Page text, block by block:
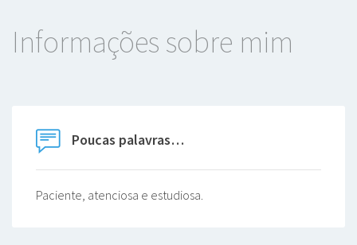
Informações sobre mim
Poucas palavras…
Paciente, atenciosa e estudiosa.